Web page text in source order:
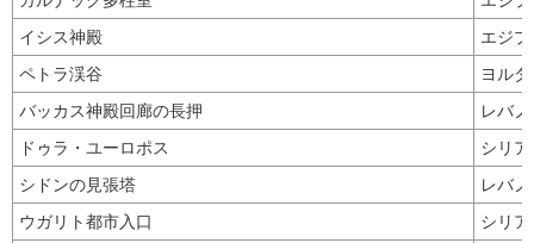
イシス神殿
エジ
ペトラ渓谷
ヨル
バッカス神殿回廊の長押
レバ
ドゥラ・ユーロポス
シ
シドンの見張塔
レバ
ウガリト都市入口
シ